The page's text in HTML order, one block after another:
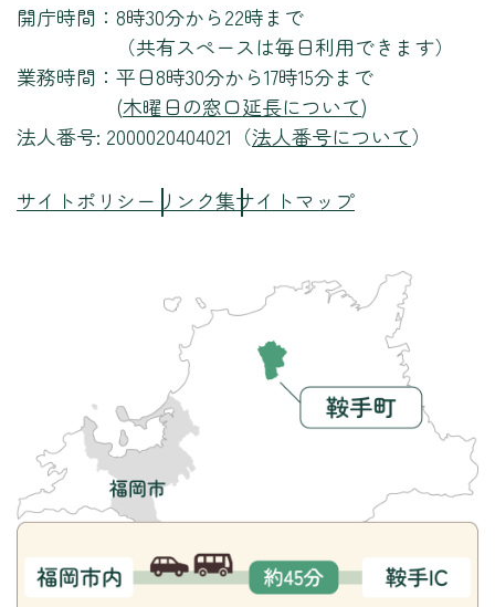
開庁時間： 8時30分から22時まで
（共有スペースは毎日利用できます）
業務時間： 平日8時30分から17時15分まで
(木曜日の窓口延長について)
法人番号: 2000020404021（法人番号について）
サイトポリシー リンク集サイトマップ